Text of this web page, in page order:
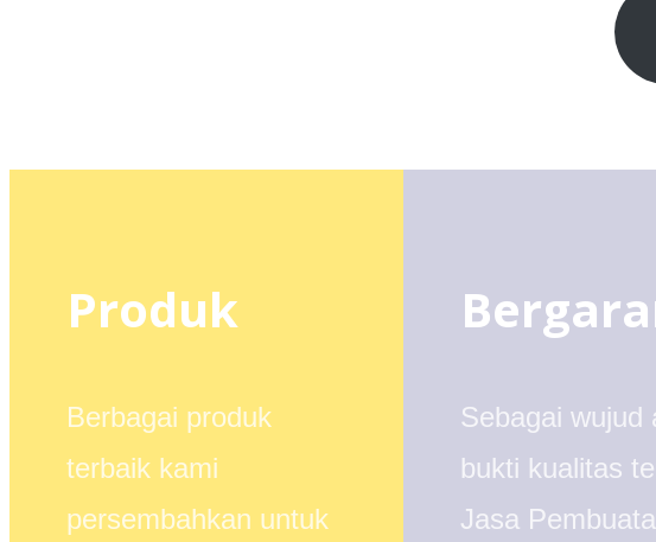
Produk
Berbagai produk
terbaik kami
persembahkan untuk
Sebagai wujud
bukti kualitas
Jasa